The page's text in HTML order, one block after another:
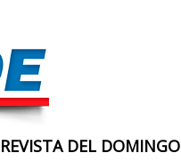
REVISTA DEL DOMINGO